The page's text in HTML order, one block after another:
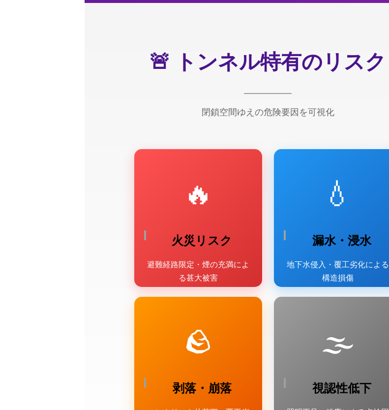
🚨 トンネル特有のリスク
閉鎖空間ゆえの危険要因を可視化
🔥
火災リスク
避難経路限定・煙の充満によ
る甚大被害
💧
漏水・浸水
地下水侵入・覆工劣化による
構造損傷
🪨
剥落・崩落
🌫️
視認性低下